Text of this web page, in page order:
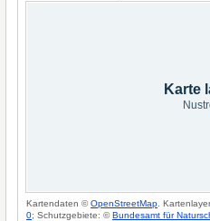
Karte
Kartendaten ©OpenStreetMap .
0; Schutzgebiete: ©Bundesamt für